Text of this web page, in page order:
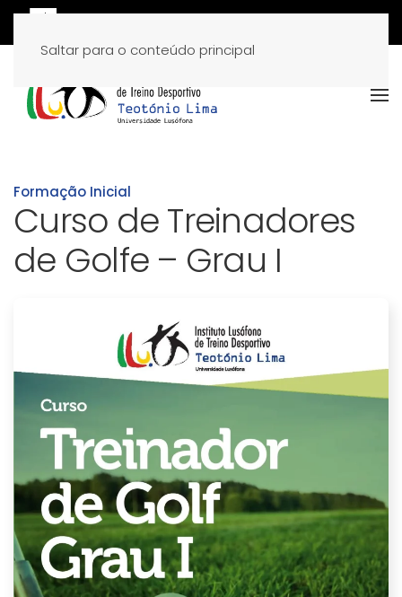
Saltar para o conteúdo principal
Formação Inicial
Curso de Treinadores
de Golfe – Grau I